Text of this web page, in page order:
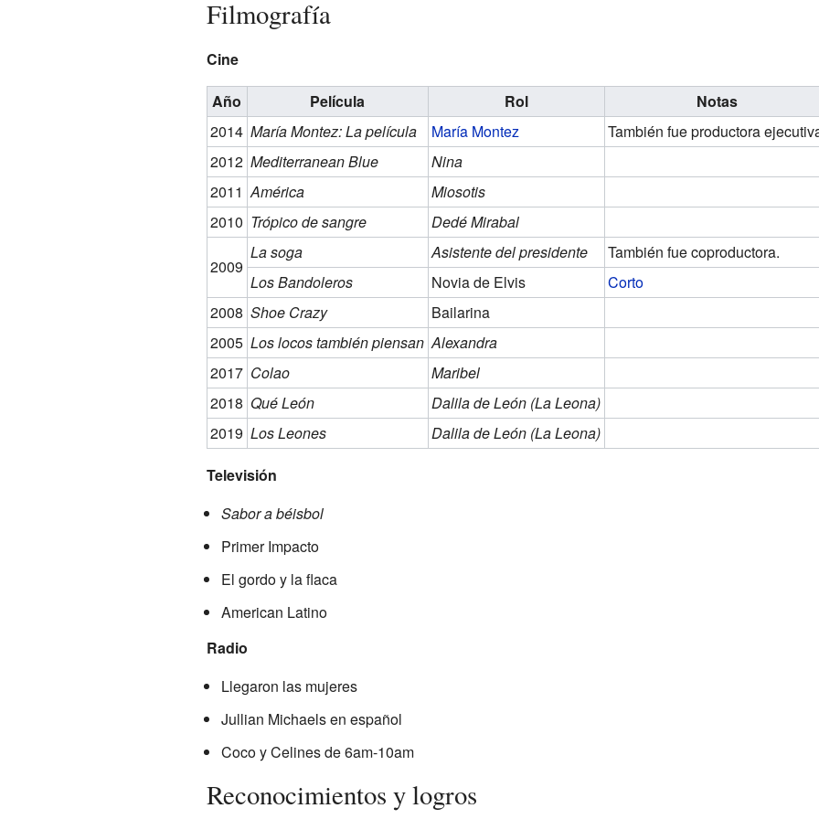
Filmografía
Cine
Año
Película Rol
Notas
2014 María Montez: La película María Montez
También fue productora
2012 Mediterranean Blue
Nina
2011 América
Miosotis
2010 Trópico de sangre Dedé Mirabal
2009
La soga Asistente del presidente
También fue coproductora.
Los Bandoleros
Novia de Elvis
Corto
2008 Shoe Crazy
Bailarina
2005 Los locos también piensan Alexandra
2017 Colao
Maribel
2018 Qué León
Dalila de León (La Leona)
2019 Los Leones
Dalila de León (La Leona)
Televisión
Sabor a béisbol
Primer Impacto
El gordo y la flaca
American Latino
Radio
Llegaron las mujeres
Jullian Michaels en español
Coco y Celines de 6am-10am
Reconocimientos y logros